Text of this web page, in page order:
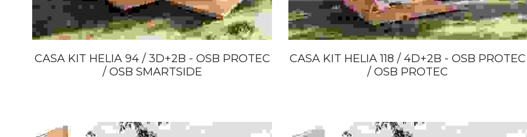
CASA KIT HELIA 94 / 3D+2B - OSB PROTEC
/ OSB SMARTSIDE
CASA KIT HELIA 118 / 4D+2B - OSB PROTEC
/ OSB PROTEC